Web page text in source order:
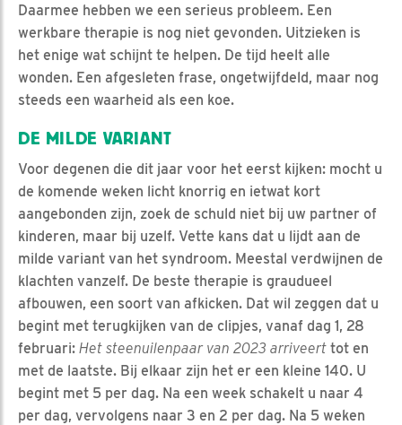
Daarmee hebben we een serieus probleem. Een
werkbare therapie is nog niet gevonden. Uitzieken is
het enige wat schijnt te helpen. De tijd heelt alle
wonden. Een afgesleten frase, ongetwijfdeld, maar nog
steeds een waarheid als een koe.
DE MILDE VARIANT
Voor degenen die dit jaar voor het eerst kijken: mocht u
de komende weken licht knorrig en ietwat kort
aangebonden zijn, zoek de schuld niet bij uw partner of
kinderen, maar bij uzelf. Vette kans dat u lijdt aan de
milde variant van het syndroom. Meestal verdwijnen de
klachten vanzelf. De beste therapie is graudueel
afbouwen, een soort van afkicken. Dat wil zeggen dat u
begint met terugkijken van de clipjes, vanaf dag 1, 28
februari: Het steenuilenpaar van 2023 arriveert tot en
met de laatste. Bij elkaar zijn het er een kleine 140. U
begint met 5 per dag. Na een week schakelt u naar 4
per dag, vervolgens naar 3 en 2 per dag. Na 5 weken